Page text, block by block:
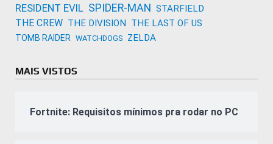
RESIDENT EVIL SPIDER-MAN STARFIELD
THE CREW THE DIVISION THE LAST OF US
TOMB RAIDER WATCHDOGS ZELDA
MAIS VISTOS
Fortnite: Requisitos mínimos pra rodar no PC